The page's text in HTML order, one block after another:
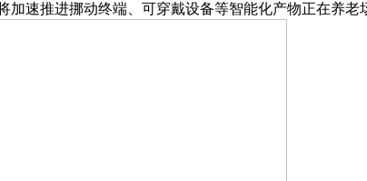
推进挪动终端、可穿戴设备等智能化产物正在养老